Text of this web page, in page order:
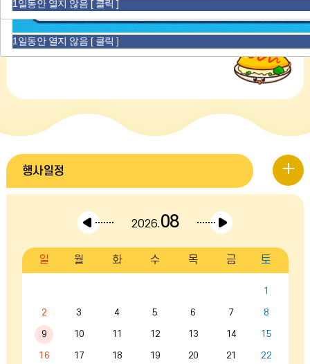
의
식
단
더
보
기
금일 식단이 없습니다.
행사일정
이전달 2026.08 다음달
일 월 화 수 목 금 토
1
2 3 4 5 6 7 8
9 10 11 12 13 14 15
16 17 18 19 20 21 22
행
사
1일동안 열지 않음 [ 클릭 ]
1일동안 열지 않음 [ 클릭 ]